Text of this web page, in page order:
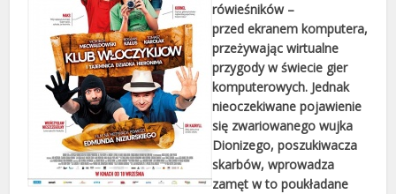
rówieśników –
przed ekranem komputera,
przeżywając wirtualne
przygody w świecie gier
komputerowych. Jednak
nieoczekiwane pojawienie
się zwariowanego wujka
Dionizego, poszukiwacza
skarbów, wprowadza
zamęt w to poukładane